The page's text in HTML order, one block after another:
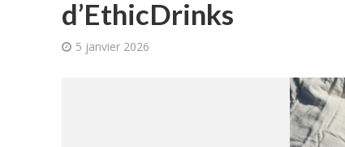
d’EthicDrinks
5 janvier 2026